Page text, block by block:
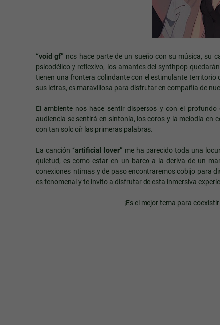
“void gf” nos hace parte de un sueño con su música, su
psicodélico y reflexivo, los amantes del synthpop
tienen una frontera colindante con el estimulante territorio
sus letras, es maravillosa para disfrutar en compañía de
El ambiente nos hace sentir dispersos y con el
audiencia se sentirá en sintonía, los coros y la melodía en
con tan solo oír las primeras palabras.
La canción “artificial lover” me ha parecido toda una
quietud, es como estar en un barco a la deriva de un
conexiones intimas y de paso encontraremos cobijo para
es fenomenal y te invito a disfrutar de esta inmersiva
¡Es el mejor tema para